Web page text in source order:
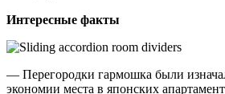
Интересные факты
— Перегородки гармошка были
экономии места в японских